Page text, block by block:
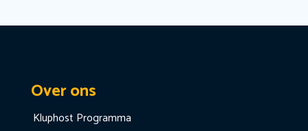
Over ons
Kluphost Programma